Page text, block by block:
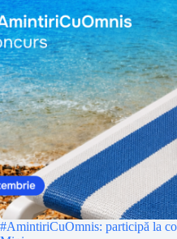
#AmintiriCuOmnis: participă la